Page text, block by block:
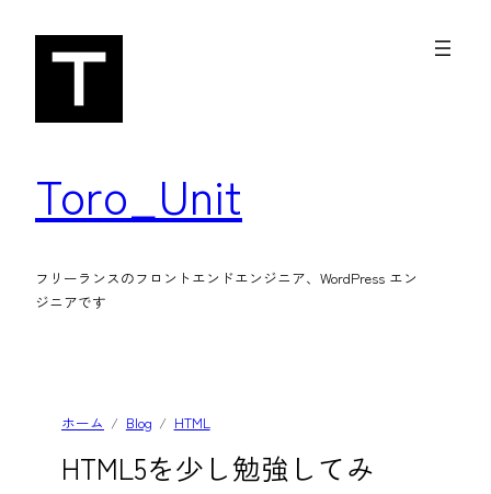
Toro_Unit
フリーランスのフロントエンドエンジニア、WordPress エン
ジニアです
ホーム Blog HTML
HTML5を少し勉強してみ